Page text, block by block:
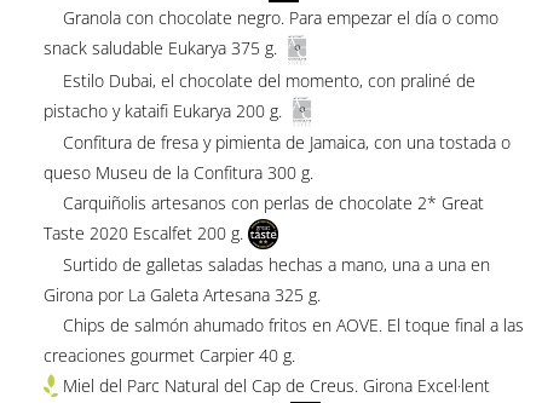
Granola con chocolate negro. Para empezar el día o como
snack saludable Eukarya 375 g.
Estilo Dubai, el chocolate del momento, con praliné de
pistacho y kataifi Eukarya 200 g.
Confitura de fresa y pimienta de Jamaica, con una tostada o
queso Museu de la Confitura 300 g.
Carquiñolis artesanos con perlas de chocolate 2* Great
Taste 2020 Escalfet 200 g.
Surtido de galletas saladas hechas a mano, una a una en
Girona por La Galeta Artesana 325 g.
Chips de salmón ahumado fritos en AOVE. El toque final a las
creaciones gourmet Carpier 40 g.
Miel del Parc Natural del Cap de Creus. Girona Excel·lent